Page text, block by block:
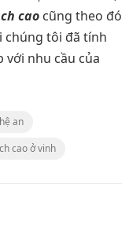
caocũng theo đó
chúng tôi đã tính
với nhu cầu của
an
cao ở vinh